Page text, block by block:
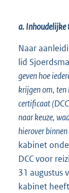
a. Inhoudelijke
Naar
lid
geven hoe
krijgen om, ten
certificaat
naar keuze,
hierover
kabinet
DCC voor
31 augustus
kabinet